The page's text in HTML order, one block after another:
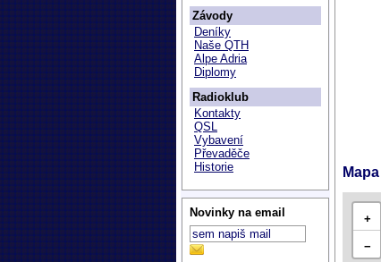
Závody
Deníky
Naše QTH
Alpe Adria
Diplomy
Radioklub
Kontakty
QSL
Vybavení
Převaděče
Historie
Novinky na email
Mapa
+
−